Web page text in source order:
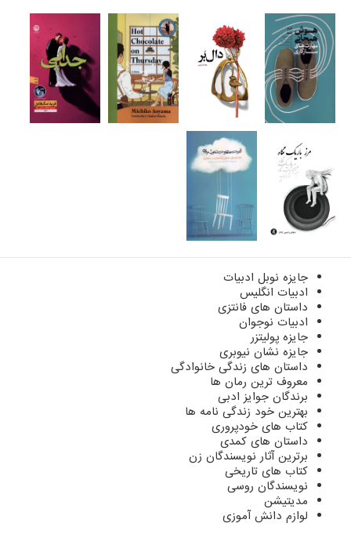
جایزه نوبل ادبیات
ادبیات انگلیس
داستان های فانتزی
ادبیات نوجوان
جایزه پولیتزر
جایزه نشان نیوبری
داستان های زندگی خانوادگی
معروف ترین رمان ها
برندگان جوایز ادبی
بهترین خود زندگی نامه ها
کتاب های خودپروری
داستان های کمدی
برترین آثار نویسندگان زن
کتاب های تاریخی
نویسندگان روسی
مدیتیشن
لوازم دانش آموزی